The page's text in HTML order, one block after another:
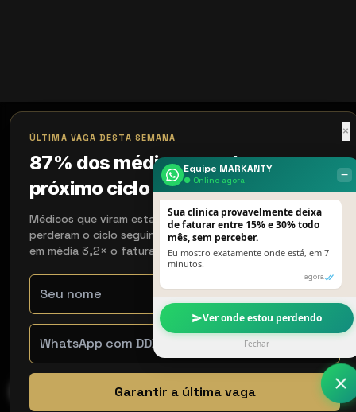
WhatsApp Contato
×
ÚLTIMA VAGA DESTA SEMANA
87% dos médicos perdem o
próximo ciclo de 90 dias
Médicos que viram esta página e não agendaram
perderam o ciclo seguinte. Os que agendaram recuperaram
em média 3,2× o faturamento em 90 dias.
Garantir a última vaga
Equipe MARKANTY
● Online agora ‒
Sua clínica provavelmente deixa
de faturar entre 15% e 30% todo
mês, sem perceber.
Eu mostro exatamente onde está, em 7
minutos.
agora
Ver onde estou perdendo
Fechar